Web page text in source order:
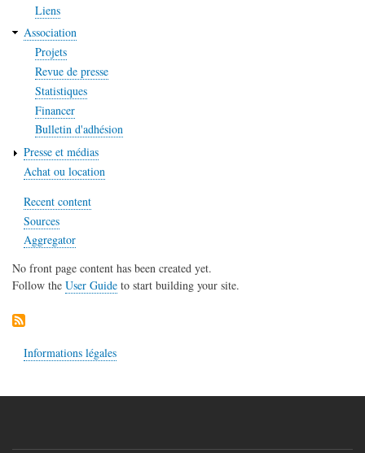
Liens
Association
Projets
Revue de presse
Statistiques
Financer
Bulletin d'adhésion
Presse et médias
Achat ou location
Recent content
Sources
Aggregator
No front page content has been created yet.
Follow the User Guide to start building your site.
Informations légales